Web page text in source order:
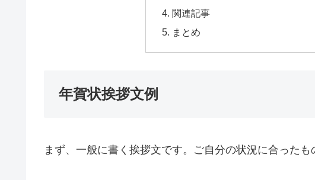
関連記事
まとめ
年賀状挨拶文例
まず、一般に書く挨拶文です。ご自分の状況に合ったも